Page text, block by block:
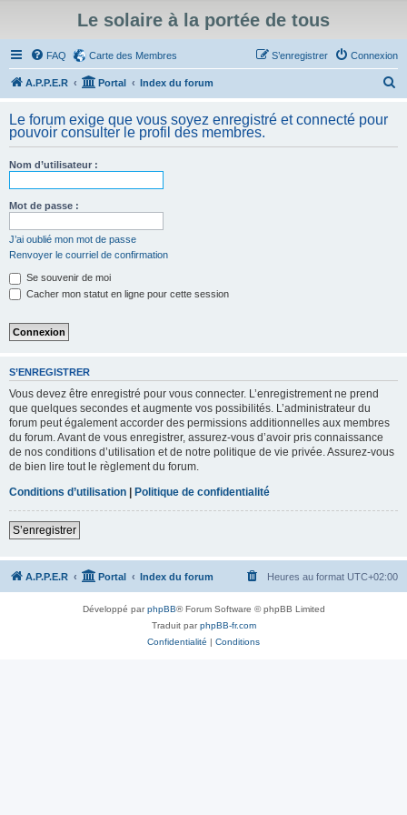
Le solaire à la portée de tous
FAQ Carte des Membres Connexion
S’enregistrer
A.P.P.E.R Portal Index du forum
h
Le forum exige que vous soyez enregistré et connecté pour
pouvoir consulter le profil des membres.
Nom d’utilisateur :
Mot de passe :
J’ai oublié mon mot de passe
Renvoyer le courriel de confirmation
Se souvenir de moi
Cacher mon statut en ligne pour cette session
S’ENREGISTRER
Vous devez être enregistré pour vous connecter. L’enregistrement ne prend
que quelques secondes et augmente vos possibilités. L’administrateur du
forum peut également accorder des permissions additionnelles aux membres
du forum. Avant de vous enregistrer, assurez-vous d’avoir pris connaissance
de nos conditions d’utilisation et de notre politique de vie privée. Assurez-vous
de bien lire tout le règlement du forum.
Conditions d’utilisation | Politique de confidentialité
S’enregistrer
A.P.P.E.R Portal Index du forum Heures au format UTC+02:00
Développé parphpBB® Forum Software © phpBB Limited
Traduit parphpBB-fr.com
Confidentialité | Conditions